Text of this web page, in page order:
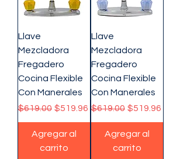
Llave
Mezcladora
Fregadero
Cocina Flexible
Con Manerales
Precio
$619.00 Precio de oferta
$519.96
Agregar al
carrito
Llave
Mezcladora
Fregadero
Cocina Flexible
Con Manerales
Precio
$619.00 Precio de
$519.96
Agregar al
carrito